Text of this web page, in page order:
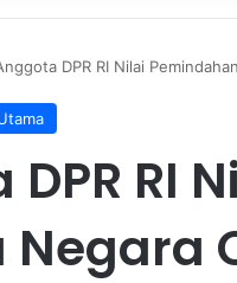
DPR RI Nilai
RI
Negara